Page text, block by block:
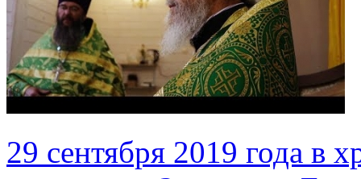
29 сентября 2019 года в